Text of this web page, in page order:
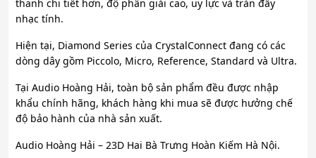
thanh chi tiết hơn, độ phân giải cao, uy lực và tràn đầy
nhạc tính.
Hiện tại, Diamond Series của CrystalConnect đang có các
dòng dây gồm Piccolo, Micro, Reference, Standard và Ultra.
Tại Audio Hoàng Hải, toàn bộ sản phẩm đều được nhập
khẩu chính hãng, khách hàng khi mua sẽ được hưởng chế
độ bảo hành của nhà sản xuất.
Audio Hoàng Hải – 23D Hai Bà Trưng Hoàn Kiếm Hà Nội.